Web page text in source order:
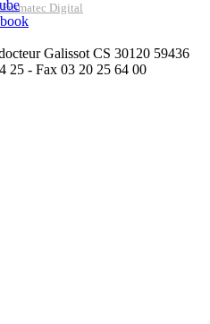
Digital
Galissot CS 30120 59436
25 - Fax 03 20 25 64 00